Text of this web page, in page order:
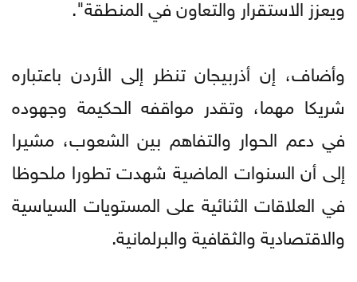
وأضاف، إن أذربيجان تنظر إلى الأردن باعتباره
شريكا مهما، وتقدر مواقفه الحكيمة وجهوده
في دعم الحوار والتفاهم بين الشعوب، مشيرا
إلى أن السنوات الماضية شهدت تطورا ملحوظا
في العلاقات الثنائية على المستويات السياسية
والاقتصادية والثقافية والبرلمانية.